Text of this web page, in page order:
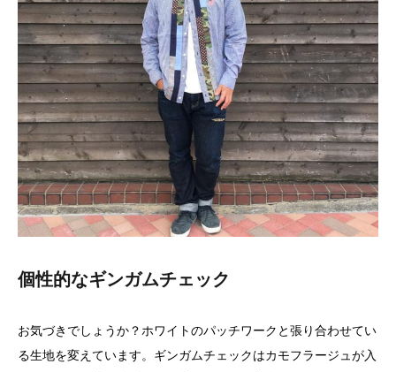
個性的なギンガムチェック
お気づきでしょうか？ホワイトのパッチワークと張り合わせてい
る生地を変えています。ギンガムチェックはカモフラージュが入